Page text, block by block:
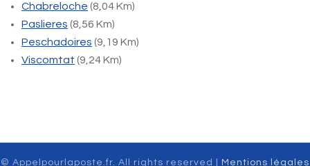
Chabreloche (8,04 Km)
Paslieres (8,56 Km)
Peschadoires (9,19 Km)
Viscomtat (9,24 Km)
© Appelpourlaposte.fr. All rights reserved | Mentions légales